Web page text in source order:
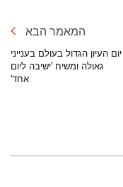
המאמר הבא
יום העיון הגדול בעולם בענייני
גאולה ומשיח 'ישיבה ליום
אחד'